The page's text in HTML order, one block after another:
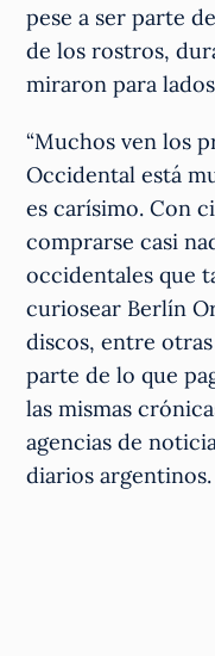
pese a ser parte
de los rostros,
miraron para
“Muchos ven los
Occidental está
es carísimo. Con
comprarse casi
occidentales que
curiosear Berlín
discos, entre
parte de lo que
las mismas
agencias de
diarios argentinos.